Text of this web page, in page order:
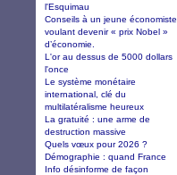
l'Esquimau
Conseils à un jeune économiste
voulant devenir « prix Nobel »
d’économie.
L'or au dessus de 5000 dollars
l'once
Le système monétaire
international, clé du
multilatéralisme heureux
La gratuité : une arme de
destruction massive
Quels vœux pour 2026 ?
Démographie : quand France
Info désinforme de façon